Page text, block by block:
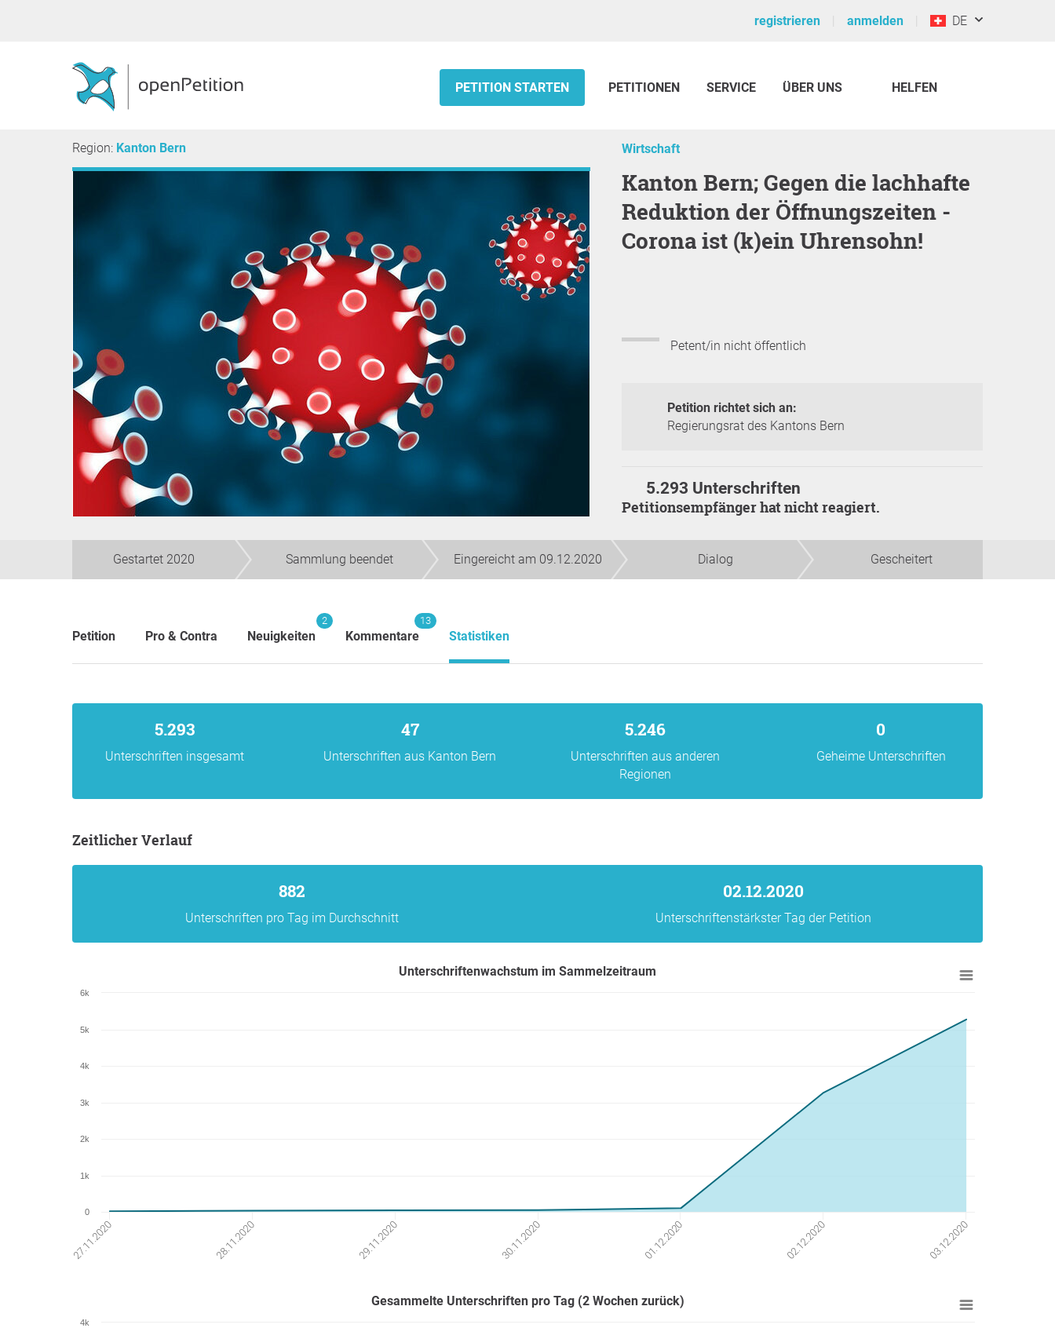
registrieren anmelden DE
PETITION STARTEN PETITIONEN SERVICE ÜBER UNS HELFEN
Region: Kanton Bern Wirtschaft
Kanton Bern; Gegen die lachhafte
Reduktion der Öffnungszeiten -
Corona ist (k)ein Uhrensohn!
Petent/in nicht öffentlich
Petition richtet sich an:
Regierungsrat des Kantons Bern
5.293 Unterschriften
Petitionsempfänger hat nicht reagiert.
Gestartet 2020 Sammlung beendet Eingereicht am 09.12.2020 Dialog Gescheitert
Petition Pro & Contra Neuigkeiten
2
Kommentare
13
Statistiken
5.293
Unterschriften insgesamt
47
Unterschriften aus Kanton Bern
5.246
Unterschriften aus anderen
Regionen
0
Geheime Unterschriften
Zeitlicher Verlauf
882
Unterschriften pro Tag im Durchschnitt
02.12.2020
Unterschriftenstärkster Tag der Petition
Unterschriftenwachstum im Sammelzeitraum
27.11.2020 28.11.2020 29.11.2020 30.11.2020 01.12.2020 02.12.2020 03.12.2020
0
1k
2k
3k
4k
5k
6k
Gesammelte Unterschriften pro Tag (2 Wochen zurück)
4k